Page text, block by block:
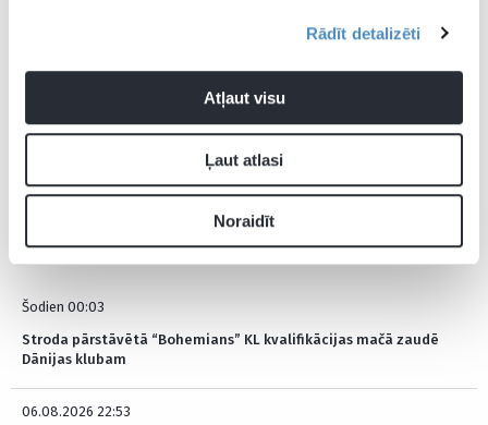
Rādīt detalizēti
Atļaut visu
Ļaut atlasi
Noraidīt
Pagaidām neviens nav komentējis
JAUNĀKĀS ZIŅAS
Šodien 00:03
Stroda pārstāvētā “Bohemians” KL kvalifikācijas mačā zaudē
Dānijas klubam
06.08.2026 22:53